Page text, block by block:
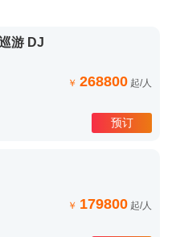
游 DJ
￥ 268800 起/人
预订
￥ 179800 起/人